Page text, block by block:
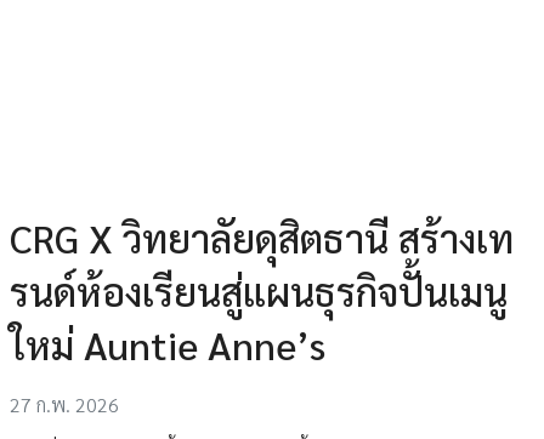
CRG X วิทยาลัยดุสิตธานี สร้างเท
รนด์ห้องเรียนสู่แผนธุรกิจปั้นเมนู
ใหม่ Auntie Anne’s
27 ก.พ. 2026